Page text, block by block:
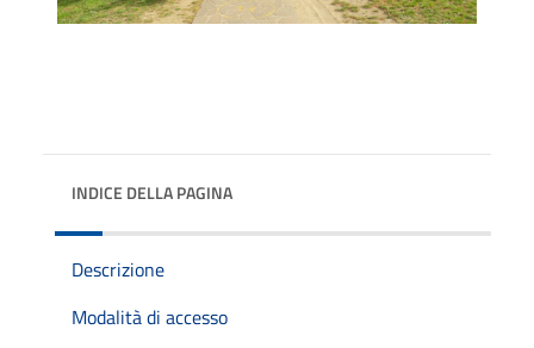
INDICE DELLA PAGINA
Descrizione
Modalità di accesso